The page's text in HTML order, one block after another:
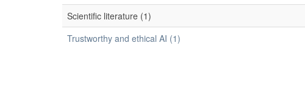
Scientific literature (1)
Trustworthy and ethical AI (1)